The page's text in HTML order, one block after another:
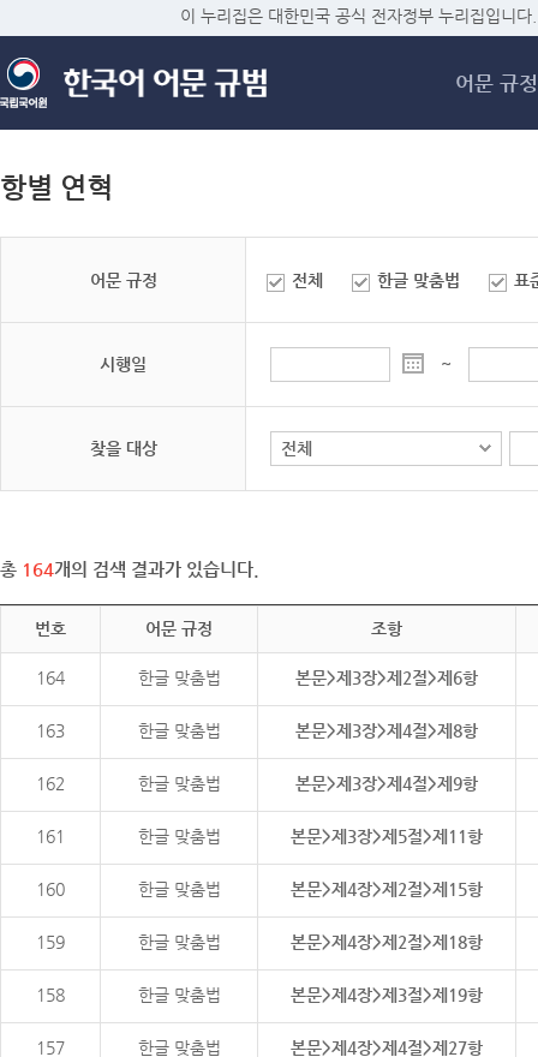
메
이 누리집은 대한민국 공식 전자정부 누리집입니다.
어문 규정
항별 연혁
어문 규정 전체 한글 맞춤법 표
시행일 ~
찾을 대상
총 164개의 검색 결과가 있습니다.
번호 어문 규정 조항
164 한글 맞춤법 본문>제3장>제2절>제6항
163 한글 맞춤법 본문>제3장>제4절>제8항
162 한글 맞춤법 본문>제3장>제4절>제9항
161 한글 맞춤법 본문>제3장>제5절>제11항
160 한글 맞춤법 본문>제4장>제2절>제15항
159 한글 맞춤법 본문>제4장>제2절>제18항
158 한글 맞춤법 본문>제4장>제3절>제19항
157 한글 맞춤법 본문>제4장>제4절>제27항